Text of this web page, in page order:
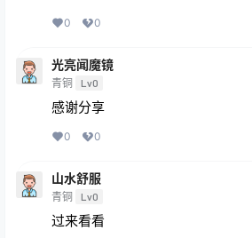
0 0
光亮闻魔镜
青铜 Lv0
感谢分享
0 0
山水舒服
青铜 Lv0
过来看看